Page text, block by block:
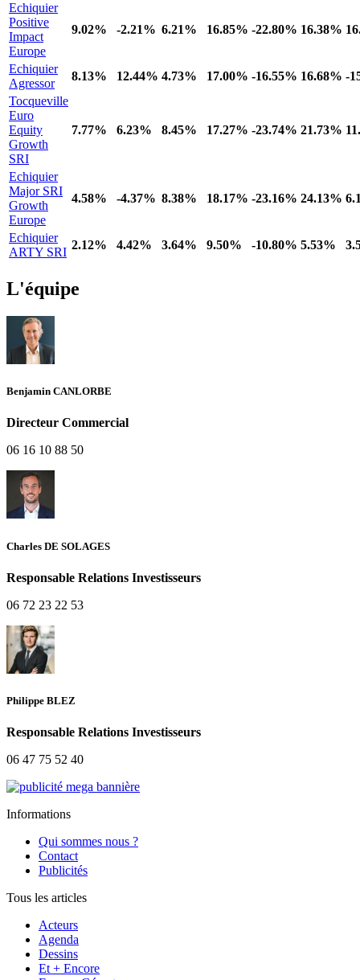
Echiquier
Positive
Impact
Europe
9.02% -2.21% 6.21% 16.85% -22.80% 16.38%
Echiquier
Agressor
8.13% 12.44% 4.73% 17.00% -16.55% 16.68% -
Tocqueville
Euro
Equity
Growth
SRI
7.77% 6.23% 8.45% 17.27% -23.74% 21.73%
Echiquier
Major SRI
Growth
Europe
4.58% -4.37% 8.38% 18.17% -23.16% 24.13%
Echiquier
ARTY SRI
2.12% 4.42% 3.64% 9.50% -10.80% 5.53%
L'équipe
Benjamin CANLORBE
Directeur Commercial
06 16 10 88 50
Charles DE SOLAGES
Responsable Relations Investisseurs
06 72 23 22 53
Philippe BLEZ
Responsable Relations Investisseurs
06 47 75 52 40
Informations
Qui sommes nous ?
Contact
Publicités
Tous les articles
Acteurs
Agenda
Dessins
Et + Encore